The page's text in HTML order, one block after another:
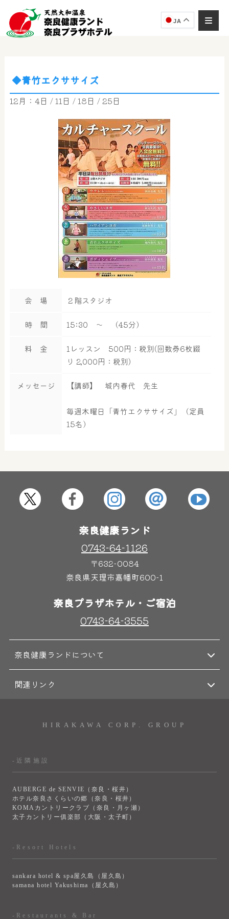
JA
奈良わんぱくランド
その他施設 ご宿泊
◆青竹エクササイズ
12月：4日 / 11日 / 18日 / 25日
会 場 ２階スタジオ
時 間 15:30 ～ （45分）
料 金
1レッスン 500円：税別(回数券6枚綴
り 2,000円：税別)
メッセージ 【講師】 城内春代 先生
毎週木曜日「青竹エクササイズ」（定員
15名）
奈良健康ランド
0743-64-1126
〒632-0084
奈良県天理市嘉幡町600-1
奈良プラザホテル・ご宿泊
0743-64-3555
奈良健康ランドについて
関連リンク
HIRAKAWA CORP. GROUP
-近隣施設
AUBERGE de SENVIE（奈良・桜井）
ホテル奈良さくらいの郷（奈良・桜井）
KOMAカントリークラブ（奈良・月ヶ瀬）
太子カントリー俱楽部（大阪・太子町）
-Resort Hotels
sankara hotel & spa屋久島（屋久島）
samana hotel Yakushima（屋久島）
-Restaurants & Bar
AIコンシェルジュ
オンライン
奈良健康ランド AIコンシェルジュです。
ご質問をお伺いします。